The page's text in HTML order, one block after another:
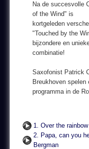
Na de succesvolle
of the Wind" is
kortgeleden
"Touched by the
bijzondere en
combinatie!
Saxofonist Patrick
Breukhoven spelen
programma in de
1. Over the
2. Papa, can you
Bergman